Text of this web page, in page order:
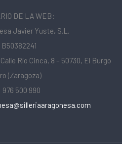
DE LA WEB:
Javier Yuste, S.L.
Río Cinca, 8 – 50730, El Burgo
(Zaragoza)
500 990